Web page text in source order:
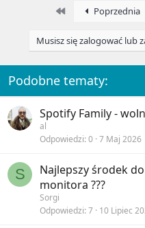
:
First Poprzednia
Musisz się zalogować lub
Podobne tematy:
Spotify Family -
al
Odpowiedzi 0 7 Maj 2026
S
Najlepszy środek
monitora ???
Sorgi
Odpowiedzi 7 10 Lipiec